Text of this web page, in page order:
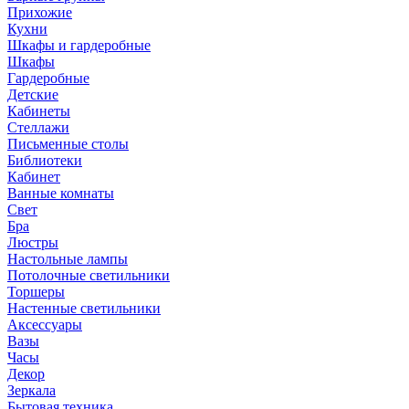
Прихожие
Кухни
Шкафы и гардеробные
Шкафы
Гардеробные
Детские
Кабинеты
Стеллажи
Письменные столы
Библиотеки
Кабинет
Ванные комнаты
Свет
Бра
Люстры
Настольные лампы
Потолочные светильники
Торшеры
Настенные светильники
Аксессуары
Вазы
Часы
Декор
Зеркала